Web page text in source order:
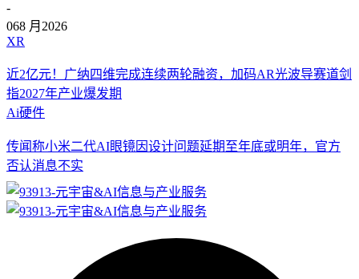
-
068 月 2026
XR
近2亿元！广纳四维完成连续两轮融资，加码AR光波导赛道剑
指2027年产业爆发期
Ai硬件
传闻称小米二代AI眼镜因设计问题延期至年底或明年，官方
否认消息不实